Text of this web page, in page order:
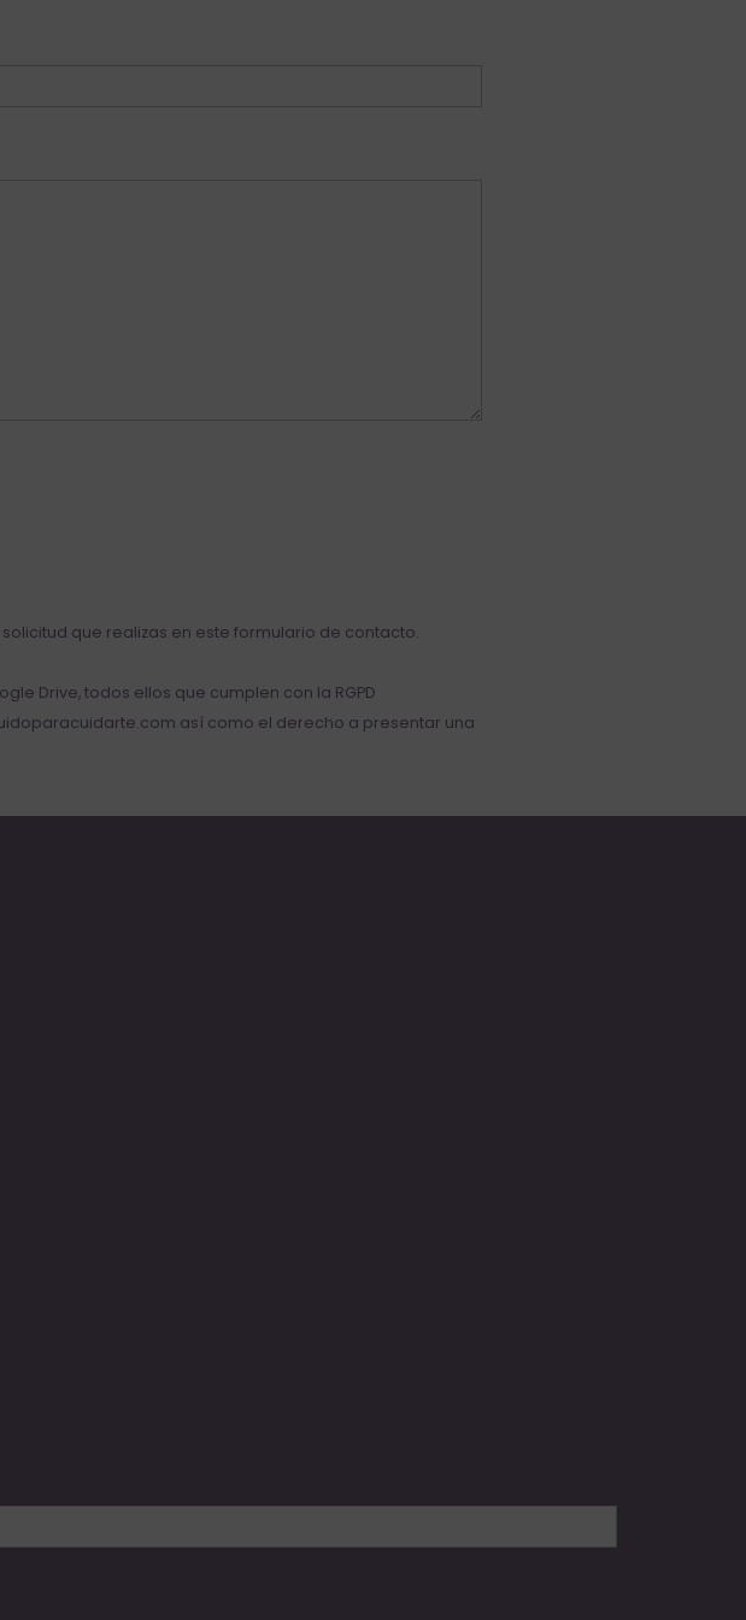
que realizas en este formulario de contacto.
Drive, todos ellos que cumplen con la RGPD
así como el derecho a presentar una